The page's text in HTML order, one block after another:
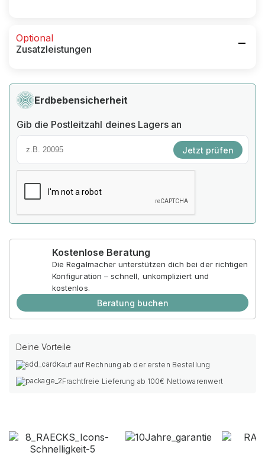
Optional
Zusatzleistungen
Erdbebensicherheit
Gib die Postleitzahl deines Lagers an
Jetzt prüfen
Kostenlose Beratung
Die Regalmacher unterstützen dich bei der richtigen
Konfiguration – schnell, unkompliziert und
kostenlos.
Beratung buchen
Deine Vorteile
Kauf auf Rechnung ab der ersten Bestellung
Frachtfreie Lieferung ab 100€ Nettowarenwert